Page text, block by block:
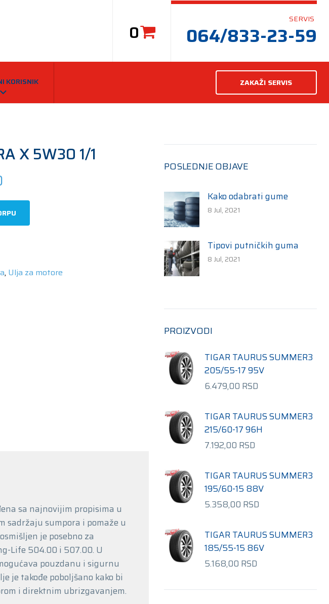
0
SERVIS
064/833-23-59
ZAKAŽI SERVIS
KORISNIK
X 5W30 1/1
, Ulja za motore
sa najnovijim propisima u
sadržaju sumpora i pomaže u
je posebno za
Life 504.00 i 507.00. U
pouzdanu i sigurnu
je takođe poboljšano kako bi
i direktnim ubrizgavanjem.
POSLEDNJE OBJAVE
Kako odabrati gume
8 Jul, 2021
Tipovi putničkih guma
8 Jul, 2021
PROIZVODI
TIGAR TAURUS SUMMER3
205/55-17 95V
6.479,00 RSD
TIGAR TAURUS SUMMER3
215/60-17 96H
7.192,00 RSD
TIGAR TAURUS SUMMER3
195/60-15 88V
5.358,00 RSD
TIGAR TAURUS SUMMER3
185/55-15 86V
5.168,00 RSD